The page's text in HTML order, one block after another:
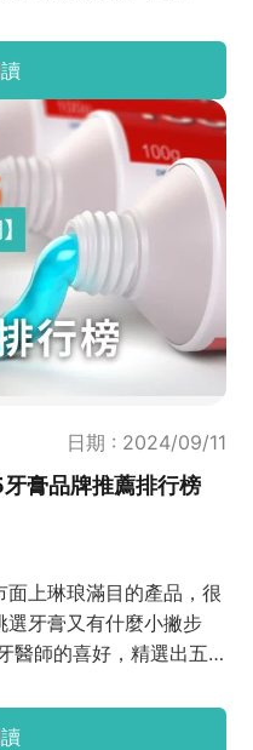
考慮的關鍵因素，一起
日期 : 2024/09/11
膏品牌推薦排行榜
上琳琅滿目的產品，很
選牙膏又有什麼小撇步
醫師的喜好，精選出五
的關鍵因素，希望這篇
牙膏！